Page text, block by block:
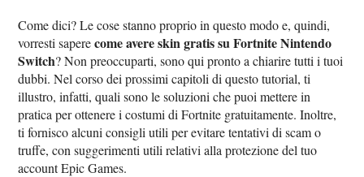
Come dici? Le cose stanno proprio in questo modo e, quindi,
vorresti saperecome avere skin gratis su Fortnite Nintendo
Switch? Non preoccuparti, sono qui pronto a chiarire tutti i tuoi
dubbi. Nel corso dei prossimi capitoli di questo tutorial, ti
illustro, infatti, quali sono le soluzioni che puoi mettere in
pratica per ottenere i costumi di Fortnite gratuitamente. Inoltre,
ti fornisco alcuni consigli utili per evitare tentativi di scam o
truffe, con suggerimenti utili relativi alla protezione del tuo
account Epic Games.